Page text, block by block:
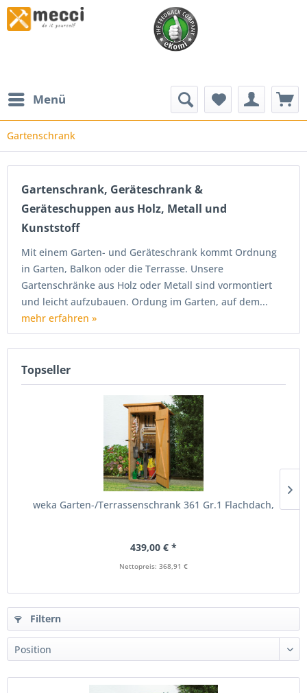
Menü
Gartenschrank
Gartenschrank, Geräteschrank &
Geräteschuppen aus Holz, Metall und
Kunststoff
Mit einem Garten- und Geräteschrank kommt Ordnung
in Garten, Balkon oder die Terrasse. Unsere
Gartenschränke aus Holz oder Metall sind vormontiert
und leicht aufzubauen. Ordung im Garten, auf dem...
mehr erfahren »
Topseller
weka Garten-/Terrassenschrank 361 Gr.1 Flachdach,
439,00 € *
Nettopreis: 368,91 €
Filtern